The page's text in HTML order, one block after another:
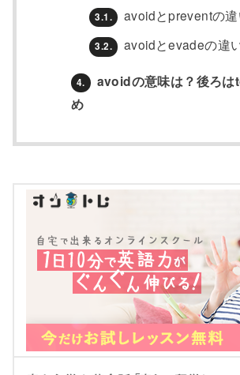
3.1. avoidとpreventの
3.2. avoidとevadeの違
4.
avoidの意味は？後ろは
め